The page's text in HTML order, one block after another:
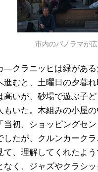
市内のパノラマが
―クラニッヒは緑があ
進むと、土曜日の夕暮
高いが、砂場で遊ぶ子
もいた。木組みの小屋
当初、ショッピングセ
したが、クルンカーク
て、理解してくれたよ
なく、ジャズやクラシ